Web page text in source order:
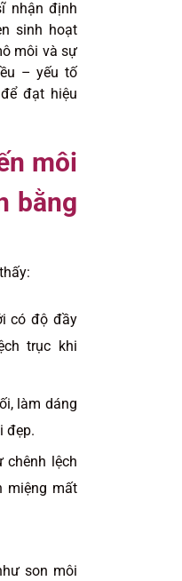
nhận định
sinh hoạt
môi và sự
– yếu tố
đạt hiệu
môi
bằng
có độ đầy
trục khi
làm dáng
đẹp.
chênh lệch
miệng mất
son môi